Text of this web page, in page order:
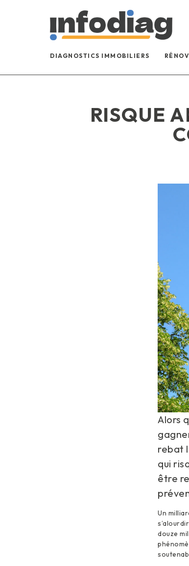
DIAGNOSTICS IMMOBILIERS
RISQUE
Alors
rebat
qui
être
Un
douze